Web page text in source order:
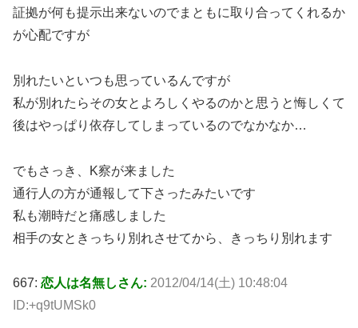
証拠が何も提示出来ないのでまともに取り合ってくれるか
が心配ですが
別れたいといつも思っているんですが
私が別れたらその女とよろしくやるのかと思うと悔しくて
後はやっぱり依存してしまっているのでなかなか…
でもさっき、K察が来ました
通行人の方が通報して下さったみたいです
私も潮時だと痛感しました
相手の女ときっちり別れさせてから、きっちり別れます
667: 恋人は名無しさん: 2012/04/14(土) 10:48:04
ID:+q9tUMSk0